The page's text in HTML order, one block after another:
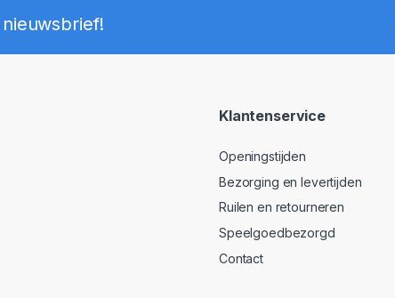
Klantenservice
Openingstijden
Bezorging en levertijden
Ruilen en retourneren
Speelgoedbezorgd
Contact